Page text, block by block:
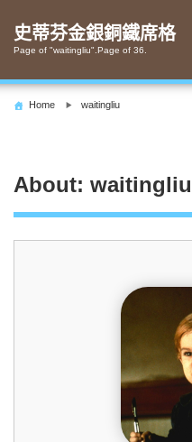
content
史蒂芬金銀銅鐵席格
Page of "waitingliu".Page of 36.
Home waitingliu
About: waitingliu